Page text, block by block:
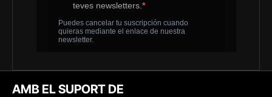
AMB EL SUPORT DE